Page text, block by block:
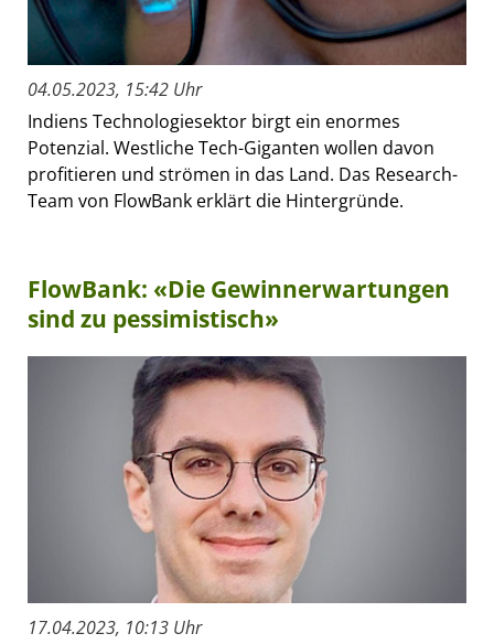
04.05.2023, 15:42 Uhr
Indiens Technologiesektor birgt ein enormes
Potenzial. Westliche Tech-Giganten wollen davon
profitieren und strömen in das Land. Das Research-
Team von FlowBank erklärt die Hintergründe.
FlowBank: «Die Gewinnerwartungen
sind zu pessimistisch»
17.04.2023, 10:13 Uhr